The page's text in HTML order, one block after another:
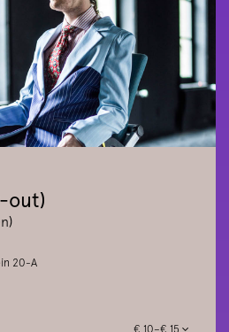
out)
20-A
€ 10–€ 15